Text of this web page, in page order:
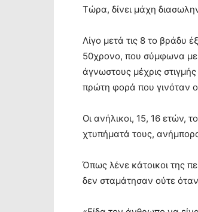
Τώρα, δίνει μάχη
Λίγο μετά τις 8 το βράδυ
50χρονο, που σύμφωνα με
άγνωστους μέχρις
πρώτη φορά που γινόταν
Οι ανήλικοι, 15, 16 ετών,
χτυπήματά τους,
Όπως λένε κάτοικοι της
δεν σταμάτησαν ούτε